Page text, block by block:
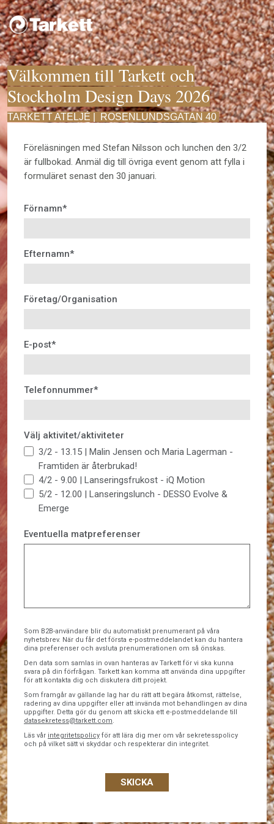
Välkommen till Tarkett och
Stockholm Design Days 2026
TARKETT ATELJÉ | ROSENLUNDSGATAN 40
Föreläsningen med Stefan Nilsson och lunchen den 3/2
är fullbokad. Anmäl dig till övriga event genom att fylla i
formuläret senast den 30 januari.
Förnamn*
Efternamn*
Företag/Organisation
E-post*
Telefonnummer*
Välj aktivitet/aktiviteter
3/2 - 13.15 | Malin Jensen och Maria Lagerman -
Framtiden är återbrukad!
4/2 - 9.00 | Lanseringsfrukost - iQ Motion
5/2 - 12.00 | Lanseringslunch - DESSO Evolve &
Emerge
Eventuella matpreferenser
Som B2B-användare blir du automatiskt prenumerant på våra
nyhetsbrev. När du får det första e-postmeddelandet kan du hantera
dina preferenser och avsluta prenumerationen om så önskas.
Den data som samlas in ovan hanteras av Tarkett för vi ska kunna
svara på din förfrågan. Tarkett kan komma att använda dina uppgifter
för att kontakta dig och diskutera ditt projekt.
Som framgår av gällande lag har du rätt att begära åtkomst, rättelse,
radering av dina uppgifter eller att invända mot behandlingen av dina
uppgifter. Detta gör du genom att skicka ett e-postmeddelande till
datasekretess@tarkett.com.
Läs vår integritetspolicy för att lära dig mer om vår sekretesspolicy
och på vilket sätt vi skyddar och respekterar din integritet.